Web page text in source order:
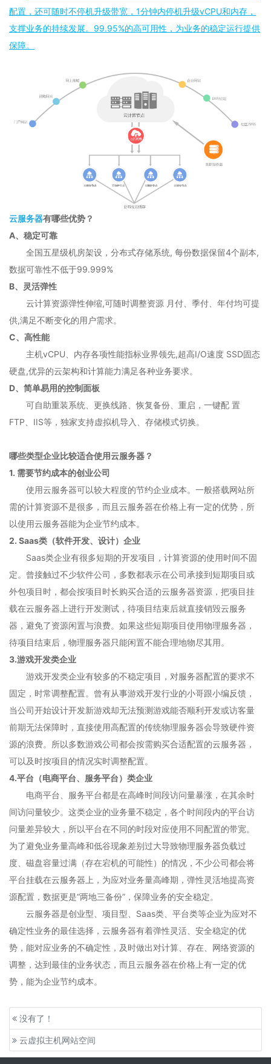
配置，还可随时不停机升级带宽，1分钟内停机升级vCPU和内存，
支撑业务的持续发展。99.95%的高可用性，为业务的稳定运行提供
保障。
云服务器有哪些优势？
A、稳定可靠
全国五星级机房架设，分布式存储系统, 每份数据保留4个副本,
数据可靠性不低于99.999%
B、灵活弹性
云计算资源弹性伸缩,可随时调整资源 月付、季付、年付均可提
供,满足不断变化的用户需求。
C、高性能
主机vCPU、内存各项性能指标业界领先,超高I/O速度 SSD固态
硬盘,优异的云架构和计算能力满足各种业务要求。
D、简单易用的控制面板
可自助重装系统、更换线路、恢复备份、重启，一键配 置
FTP、IIS等，独家支持虚拟机导入、存储模式切换。
哪些类型企业比较适合使用云服务器？
1. 需要节约成本的创业公司
使用云服务器可以较大程度的节约企业成本。一般搭载网站所
需的计算资源不是很多，而且云服务器在价格上有一定的优势，所
以使用云服务器能为企业节约成本。
2. Saas类（软件开发、设计）企业
Saas类企业有很多短期的开发项目，计算资源的使用时间不固
定。曾接触过不少软件公司，多数都表示在公司承接到短期项目或
外包项目时，都会按项目时长购买合适的云服务器资源，把项目挂
载在云服务器上进行开发测试，待项目结束后就直接销毁云服务
器，避免了资源闲置与浪费。如果这些短期项目使用物理服务器，
待项目结束后，物理服务器只能闲置不能合理地物尽其用。
3.游戏开发类企业
游戏开发类企业有较多的不稳定项目，对服务器配置的要求不
固定，时常调整配置。曾有从事游戏开发行业的小哥跟小编反馈，
当公司开始设计开发新游戏却无法预测游戏能否顺利开发或访客量
前期无法保障时，直接使用高配置的传统物理服务器会导致硬件资
源的浪费。所以多数游戏公司都会按需购买合适配置的云服务器，
可以及时按项目的情况实时调整配置。
4.平台（电商平台、服务平台）类企业
电商平台、服务平台都是在高峰时间段访问量暴涨，在其余时
间访问量较少。这类企业的业务量不稳定，各个时间段内的平台访
问量差异较大，所以平台在不同的时段对应使用不同配置的带宽。
为了避免业务量高峰和低谷现象差别过大导致物理服务器负载过
度、磁盘容量过满（存在宕机的可能性）的情况，不少公司都会将
平台挂载在云服务器上，为应对业务量高峰期，弹性灵活地提高资
源配置，数据更是“两地三备份”，保障业务的安全稳定。
云服务器是创业型、项目型、Saas类、平台类等企业为应对不
确定性业务的最佳选择，云服务器有着弹性灵活、安全稳定的优
势，能对应业务的不确定性，及时做出对计算、存在、网络资源的
调整，达到最佳的业务状态，而且云服务器在价格上有一定的优
势，能为企业节约成本。
没有了！
云虚拟主机网站空间